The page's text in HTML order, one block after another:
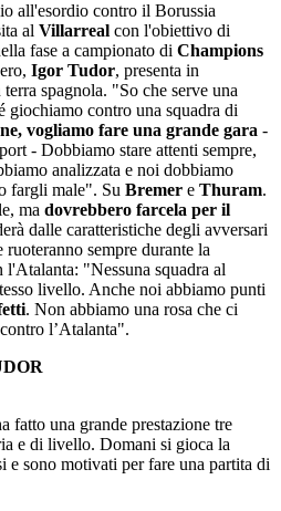
all'esordio contro il Borussia
al Villarreal con l'obiettivo di
fase a campionato di Champions
Igor Tudor, presenta in
spagnola. "So che serve una
giochiamo contro una squadra di
vogliamo fare una grande gara -
- Dobbiamo stare attenti sempre,
analizzata e noi dobbiamo
fargli male". Su Bremer e Thuram.
ma dovrebbero farcela per il
dalle caratteristiche degli avversari
sempre durante la
"Nessuna squadra al
livello. Anche noi abbiamo punti
. Non abbiamo una rosa che ci
l’Atalanta".
fatto una grande prestazione tre
e di livello. Domani si gioca la
e sono motivati per fare una partita di